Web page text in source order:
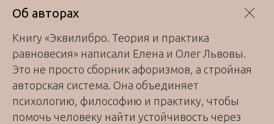
Об авторах
Книгу «Эквилибро. Теория и практика
равновесия» написали Елена и Олег Львовы.
Это не просто сборник афоризмов, а стройная
авторская система. Она объединяет
психологию, философию и практику, чтобы
помочь человеку найти устойчивость через